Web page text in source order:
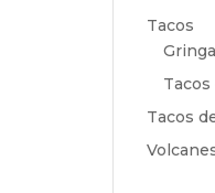
Tacos
Tacos
Tacos